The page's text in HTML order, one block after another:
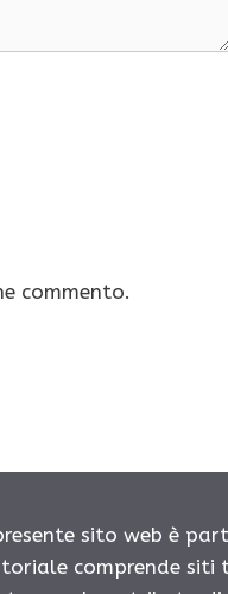
commento.
sito web è
comprende siti